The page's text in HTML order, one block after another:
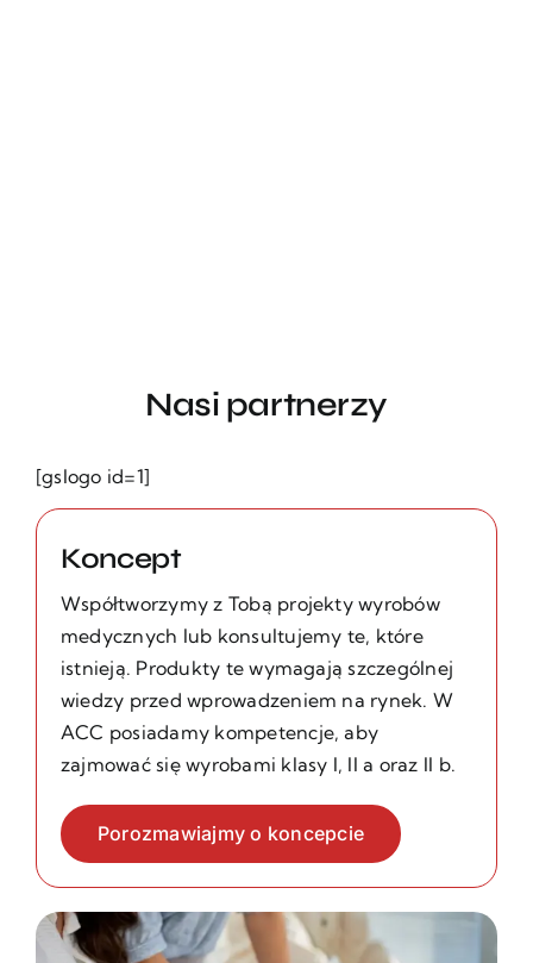
Nasi partnerzy
[gslogo id=1]
Koncept
Współtworzymy z Tobą projekty wyrobów
medycznych lub konsultujemy te, które
istnieją. Produkty te wymagają szczególnej
wiedzy przed wprowadzeniem na rynek. W
ACC posiadamy kompetencje, aby
zajmować się wyrobami klasy I, II a oraz II b.
Porozmawiajmy o koncepcie